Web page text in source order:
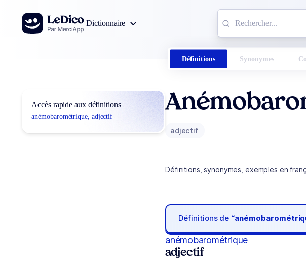
Aller au contenu
Dictionnaire
Définitions Synonymes
Accès rapide aux définitions
anémobarométrique, adjectif
adjectif
Définitions, synonymes, exemples en
Définitions de
anémobarométrique
adjectif